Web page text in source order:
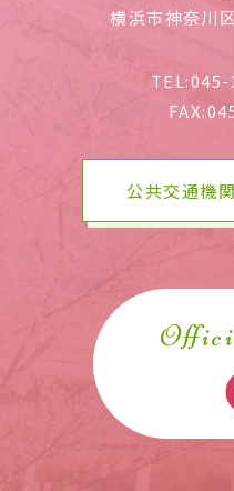
横浜市神奈川
TEL:
FAX:
公共交通機